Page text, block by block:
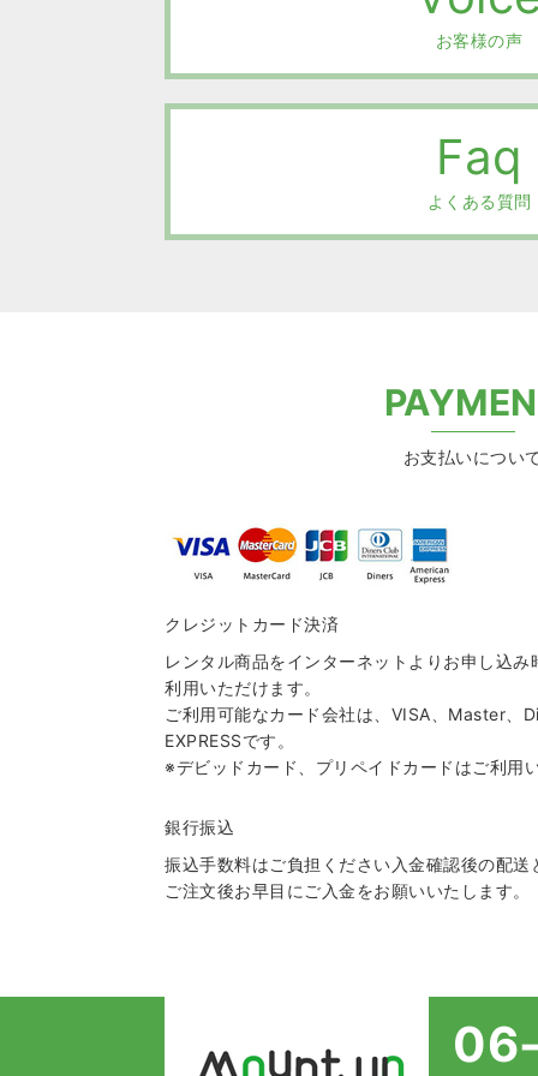
お客様の声
Faq
よくある質問
お支払いについ
クレジットカード決済
レンタル商品をインターネットよりお申し込
利用いただけます。
ご利用可能なカード会社は、VISA、Master、
EXPRESSです。
※デビッドカード、プリペイドカードはご利用
銀行振込
振込手数料はご負担ください入金確認後の配送
ご注文後お早目にご入金をお願いいたします。